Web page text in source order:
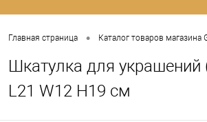
Главная страница • Каталог товаров магазина
Шкатулка для украшений
L21 W12 H19 см